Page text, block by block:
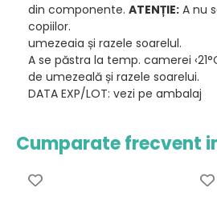
din componente. ATENȚIE: A nu
copiilor.
umezeaia și razele soarelul.
A se păstra la temp. camerei
de umezeală și razele soarelui.
DATA EXP/LOT: vezi pe ambalaj
Cumparate frecvent